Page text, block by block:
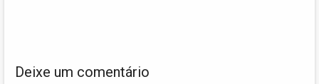
Deixe um comentário